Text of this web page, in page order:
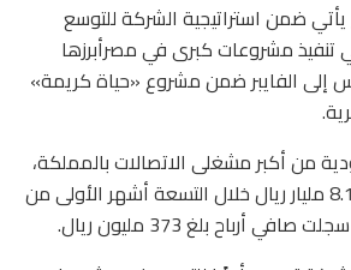
ضمن استراتيجية الشركة للتوسع
تنفيذ مشروعات كبرى في مصرأبرزها
إلى الفايبر ضمن مشروع «حياة كريمة»
من أكبر مشغلى الاتصالات بالمملكة،
بإجمالى إيرادات تناهز 8.1 مليار ريال خلال التسعة أشهر الأولى من
أرباح بلغ 373 مليون ريال.